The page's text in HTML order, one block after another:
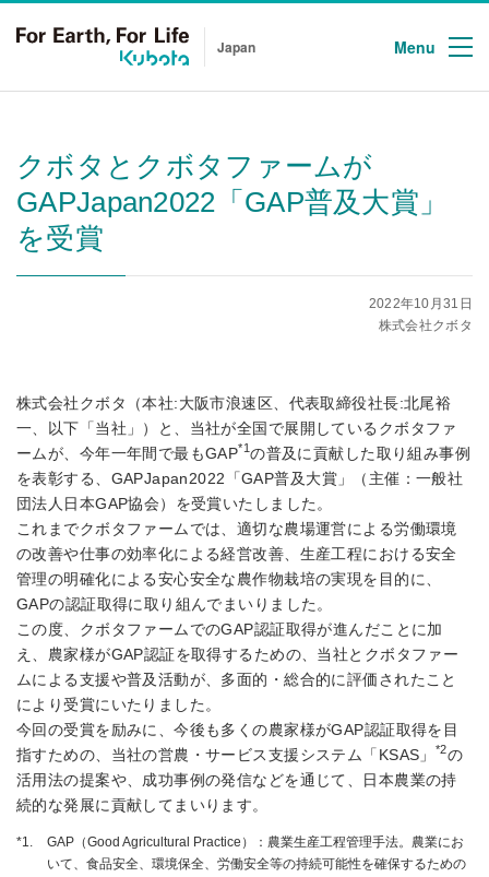
Japan Menu
クボタとクボタファームが
GAPJapan2022「GAP普及大賞」
を受賞
2022年10月31日
株式会社クボタ
株式会社クボタ（本社:大阪市浪速区、代表取締役社長:北尾裕
一、以下「当社」）と、当社が全国で展開しているクボタファ
ームが、今年一年間で最もGAP*1の普及に貢献した取り組み事例
を表彰する、GAPJapan2022「GAP普及大賞」（主催：一般社
団法人日本GAP協会）を受賞いたしました。
これまでクボタファームでは、適切な農場運営による労働環境
の改善や仕事の効率化による経営改善、生産工程における安全
管理の明確化による安心安全な農作物栽培の実現を目的に、
GAPの認証取得に取り組んでまいりました。
この度、クボタファームでのGAP認証取得が進んだことに加
え、農家様がGAP認証を取得するための、当社とクボタファー
ムによる支援や普及活動が、多面的・総合的に評価されたこと
により受賞にいたりました。
今回の受賞を励みに、今後も多くの農家様がGAP認証取得を目
指すための、当社の営農・サービス支援システム「KSAS」
*2の
活用法の提案や、成功事例の発信などを通じて、日本農業の持
続的な発展に貢献してまいります。
*1.
GAP（Good Agricultural Practice）：農業生産工程管理手法。農業にお
いて、食品安全、環境保全、労働安全等の持続可能性を確保するための